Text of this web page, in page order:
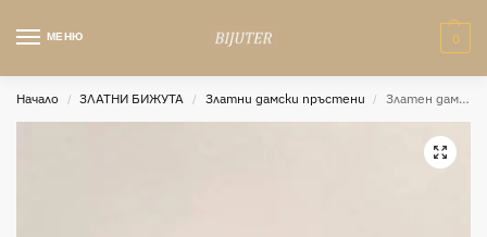
МЕНЮ 0
Начало / ЗЛАТНИ БИЖУТА / Златни дамски пръстени / Златен дамски пръстен с естествен диамант Allegra